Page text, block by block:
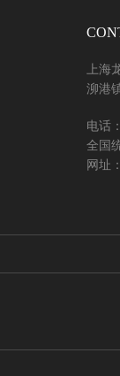
上海
泖港
电话
全国
网址